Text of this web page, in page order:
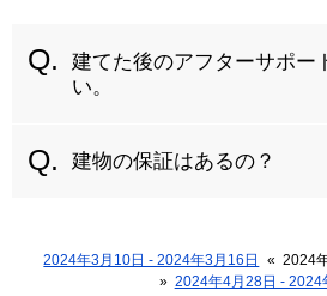
建てた後のアフターサポー
い。
建物の保証はあるの？
2024年3月10日 - 2024年3月16日 « 2024
» 2024年4月28日 - 2024